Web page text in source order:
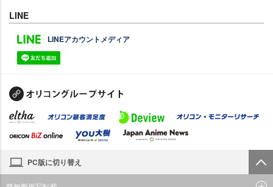
LINE
LINEアカウントメディア
PC版に切り替え